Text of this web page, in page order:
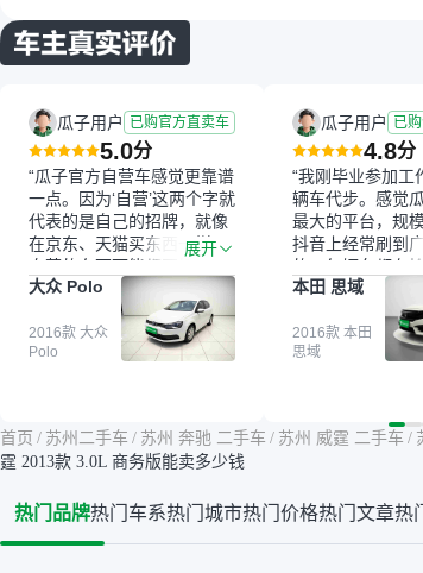
瓜子用户 已购官方直卖车
5.0分
“瓜子官方自营车感觉更靠谱
一点。因为‘自营’这两个字就
代表的是自己的招牌，就像
在京东、天猫买东西一样，
自营的东西可能都要好一
点。就是这种刻板印象吧。
一开始买二手车的时候，我
确实有担心过事故车、泡水
车这些问题。瓜子的检测报
况。我拿到你们的信息之
后，自己又在线上去做了一
台），同时也找了朋友帮忙
线下看车。结果跟你们的报
展开
大众 Polo
2016款 大众
Polo
瓜子用户 已
4.8分
“我刚毕业参加工
辆车代步。感觉
最大的平台，规
抖音上经常刷到
的。每辆车都有
这个让我很放心
车全凭卖家一张
买。我买了本田
色，过户次数少
平台，车价贵点
竟有保障。其他
多花点钱买个放
本田 思域
2016款 本田
思域
首页 / 苏州二手车 / 苏州 奔驰 二手车 / 苏州 威霆 二手车 /
霆 2013款 3.0L 商务版能卖多少钱
热门品牌热门车系热门城市热门价格热门文章热